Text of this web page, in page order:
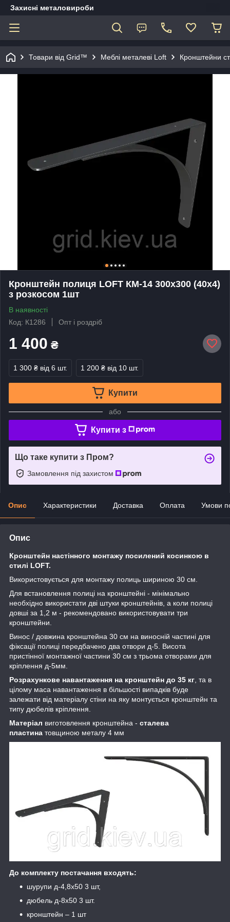
Захисні металовироби
Товари від Grid™ Меблі металеві Loft Кронштейни
Кронштейн полиця LOFT КМ-14 300х300 (40х4)
з розкосом 1шт
В наявності
Код: К1286
Опт і роздріб
1 400 ₴
1 300 ₴ від 6 шт. 1 200 ₴ від 10 шт.
Купити
або
Купити з
Що таке купити з Пром?
Замовлення під захистом
Опис Характеристики Доставка Оплата Умови
Опис
Кронштейн настінного монтажу посилений косинкою в
стилі LOFT.
Використовується для монтажу полиць шириною 30 см.
Для встановлення полиці на кронштейні - мінімально
необхідно використати дві штуки кронштейнів, а коли полиці
довші за 1,2 м - рекомендовано використовувати три
кронштейни.
Винос / довжина кронштейна 30 см на виносній частині для
фіксації полиці передбачено два отвори д-5. Висота
пристінної монтажної частини 30 см з трьома отворами для
кріплення д-5мм.
Розрахункове навантаження на кронштейн до 35 кг , та в
цілому маса навантаження в більшості випадків буде
залежати від матеріалу стіни на яку монтується кронштейн та
типу дюбелів кріплення.
Матеріал виготовлення кронштейна - сталева
пластина товщиною металу 4 мм
До комплекту постачання входять:
шурупи д-4,8х50 3 шт,
дюбель д-8х50 3 шт.
кронштейн – 1 шт